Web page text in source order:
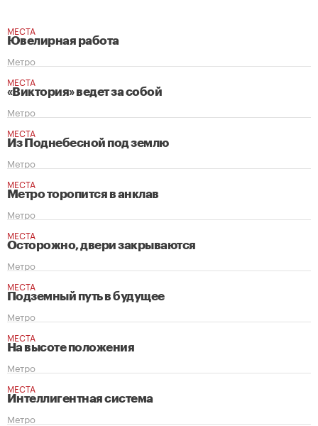
МЕСТА
Ювелирная работа
Метро
МЕСТА
«Виктория» ведет за собой
Метро
МЕСТА
Из Поднебесной под землю
Метро
МЕСТА
Метро торопится в анклав
Метро
МЕСТА
Осторожно, двери закрываются
Метро
МЕСТА
Подземный путь в будущее
Метро
МЕСТА
На высоте положения
Метро
МЕСТА
Интеллигентная система
Метро